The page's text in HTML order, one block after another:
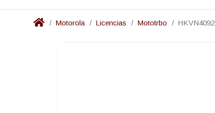
Motorola Licencias Mototrbo HKVN4092